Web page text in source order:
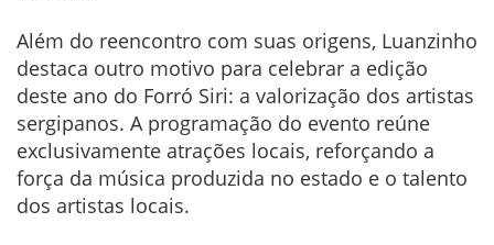
Além do reencontro com suas origens, Luanzinho
destaca outro motivo para celebrar a edição
deste ano do Forró Siri: a valorização dos artistas
sergipanos. A programação do evento reúne
exclusivamente atrações locais, reforçando a
força da música produzida no estado e o talento
dos artistas locais.